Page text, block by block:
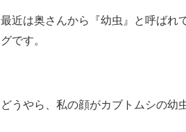
最近は奥さんから『幼虫』と呼ばれ
グです。
どうやら、私の顔がカブトムシの幼